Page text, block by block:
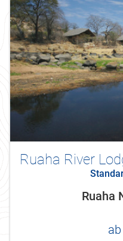
Ruaha River
Ruaha